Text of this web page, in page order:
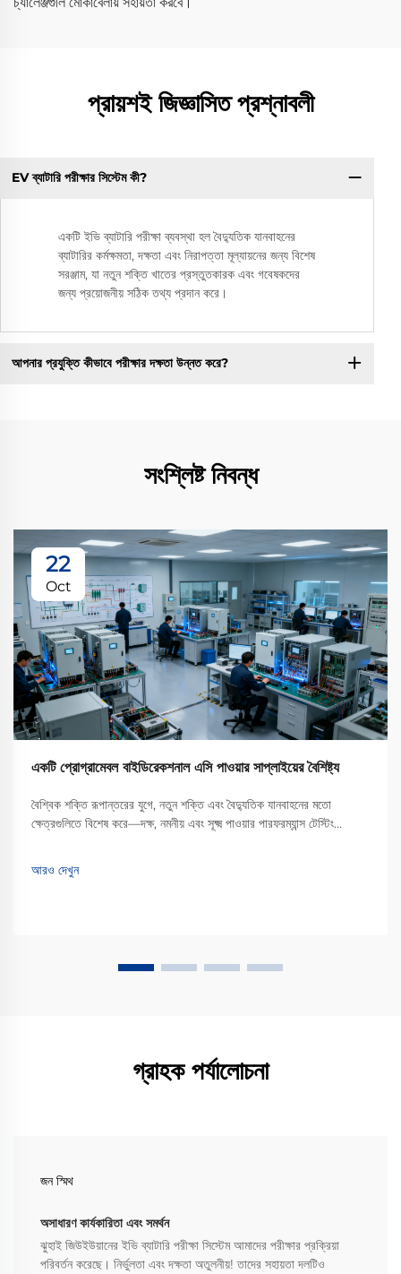
প্রায়শই জিজ্ঞাসিত প্রশ্নাবলী
EV ব্যাটারি পরীক্ষার সিস্টেম কী?
একটি ইভি ব্যাটারি পরীক্ষা ব্যবস্থা হল বৈদ্যুতিক যানবাহনের
ব্যাটারির কর্মক্ষমতা, দক্ষতা এবং নিরাপত্তা মূল্যায়নের জন্য বিশেষ
সরঞ্জাম, যা নতুন শক্তি খাতের প্রস্তুতকারক এবং গবেষকদের
জন্য প্রয়োজনীয় সঠিক তথ্য প্রদান করে।
আপনার প্রযুক্তি কীভাবে পরীক্ষার দক্ষতা উন্নত করে?
সংশ্লিষ্ট নিবন্ধ
22
Oct
একটি প্রোগ্রামেবল বাইডিরেকশনাল এসি পাওয়ার সাপ্লাইয়ের বৈশিষ্ট্য
বৈশ্বিক শক্তি রূপান্তরের যুগে, নতুন শক্তি এবং বৈদ্যুতিক যানবাহনের মতো
ক্ষেত্রগুলিতে বিশেষ করে—দক্ষ, নমনীয় এবং সূক্ষ্ম পাওয়ার পারফরম্যান্স টেস্টিং
আরও দেখুন
গ্রাহক পর্যালোচনা
জন স্মিথ
অসাধারণ কার্যকারিতা এবং সমর্থন
ঝুহাই জিউইউয়ানের ইভি ব্যাটারি পরীক্ষা সিস্টেম আমাদের পরীক্ষার প্রক্রিয়া
পরিবর্তন করেছে। নির্ভুলতা এবং দক্ষতা অতুলনীয়! তাদের সহায়তা দলটিও